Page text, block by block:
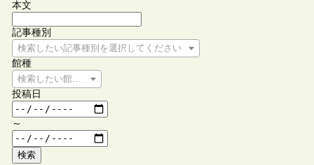
本文
記事種別
検索したい記事種別を選択してください
館種
検索したい館種を選択してください
投稿日
～
検索